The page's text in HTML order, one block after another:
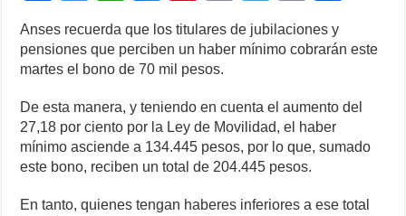
c
e
b
o
o
wi
tt
er
at
s
A
p
p
ss
e
n
g
er
er
e
st
m
ail
el
e
a
m
p
Li
n
k
ar
Anses recuerda que los titulares de jubilaciones y
pensiones que perciben un haber mínimo cobrarán este
martes el bono de 70 mil pesos.
De esta manera, y teniendo en cuenta el aumento del
27,18 por ciento por la Ley de Movilidad, el haber
mínimo asciende a 134.445 pesos, por lo que, sumado
este bono, reciben un total de 204.445 pesos.
En tanto, quienes tengan haberes inferiores a ese total